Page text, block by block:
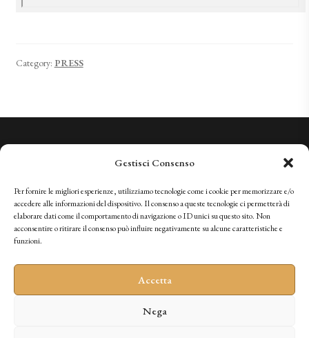
Gestisci Consenso
Per fornire le migliori esperienze, utilizziamo tecnologie come i cookie per memorizzare e/o
accedere alle informazioni del dispositivo. Il consenso a queste tecnologie ci permetterà di
elaborare dati come il comportamento di navigazione o ID unici su questo sito. Non
acconsentire o ritirare il consenso può influire negativamente su alcune caratteristiche e
funzioni.
Accetta
Nega
Category: PRESS
+41 (0)91 966 28 08
vini@tenutabally.ch
IT FR EN DE